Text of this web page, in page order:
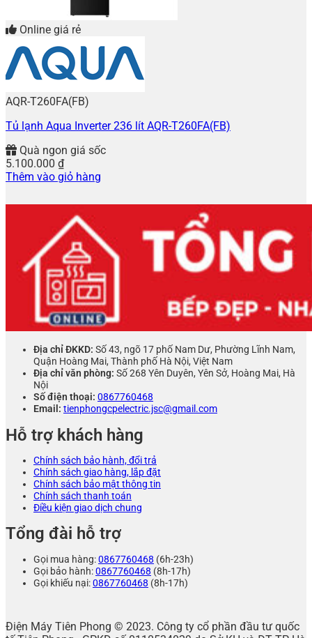
Online giá rẻ
AQR-T260FA(FB)
Tủ lạnh Aqua Inverter 236 lít AQR-T260FA(FB)
Quà ngon giá sốc
5.100.000 ₫
Thêm vào giỏ hàng
Địa chỉ ĐKKD: Số 43, ngõ 17 phố Nam Dư, Phường Lĩnh Nam,
Quận Hoàng Mai, Thành phố Hà Nội, Việt Nam
Địa chỉ văn phòng: Số 268 Yên Duyên, Yên Sở, Hoàng Mai, Hà
Nội
Số điện thoại: 0867760468
Email: tienphongcpelectric.jsc@gmail.com
Hỗ trợ khách hàng
Chính sách bảo hành, đổi trả
Chính sách giao hàng, lắp đặt
Chính sách bảo mật thông tin
Chính sách thanh toán
Điều kiện giao dịch chung
Tổng đài hỗ trợ
Gọi mua hàng:0867760468 (6h-23h)
Gọi bảo hành:0867760468 (8h-17h)
Gọi khiếu nại:0867760468 (8h-17h)
Điện Máy Tiên Phong © 2023. Công ty cổ phần đầu tư quốc